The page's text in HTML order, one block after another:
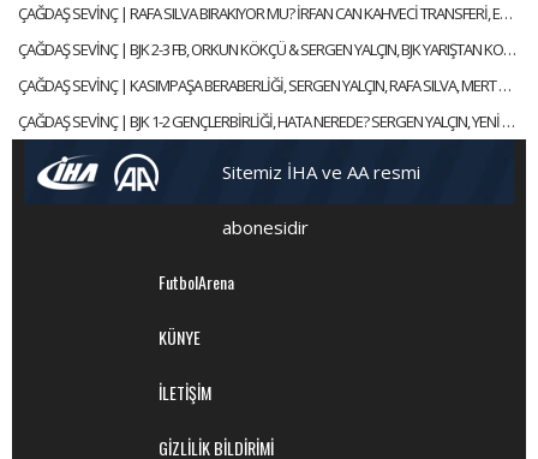
ÇAĞDAŞ SEVİNÇ | RAFA SILVA BIRAKIYOR MU? İRFAN CAN KAHVECİ TRANSFERİ, ERSİN, NECİP | GÜNDEM BEŞİKTAŞ
ÇAĞDAŞ SEVİNÇ | BJK 2-3 FB, ORKUN KÖKÇÜ & SERGEN YALÇIN, BJK YARIŞTAN KOPTU MU? | GÜNDEM BEŞİKTAŞ
ÇAĞDAŞ SEVİNÇ | KASIMPAŞA BERABERLİĞİ, SERGEN YALÇIN, RAFA SILVA, MERT GÜNOK | GÜNDEM BEŞİKTAŞ
ÇAĞDAŞ SEVİNÇ | BJK 1-2 GENÇLERBİRLİĞİ, HATA NEREDE? SERGEN YALÇIN, YENİ KAPTANLAR | GÜNDEM BEŞİKTAŞ
Sitemiz İHA ve AA resmi
abonesidir
FutbolArena
KÜNYE
İLETİŞİM
GİZLİLİK BİLDİRİMİ